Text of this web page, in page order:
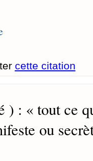
cette citation
) : « tout ce
ou